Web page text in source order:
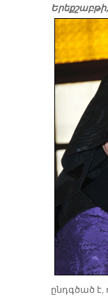
Երեքշաբթի,
ընդգծած է,